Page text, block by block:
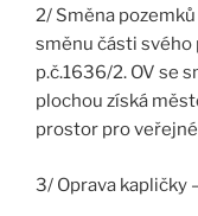
2/ Směna
směnu části svého
p.č.1636/2. OV se
plochou získá
prostor pro
3/ Oprava kapličky